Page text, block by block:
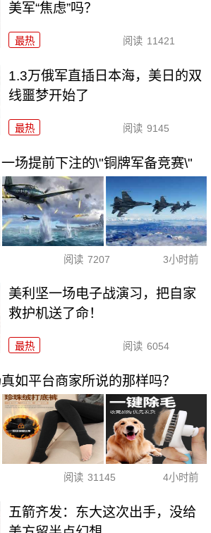
美军“焦虑”吗？
最热 阅读 11421
1.3万俄军直插日本海，美日的双
线噩梦开始了
最热 阅读 9145
场提前下注的\"铜牌军备竞赛\"
阅读 7207 3小时前
美利坚一场电子战演习，把自家
救护机送了命！
最热 阅读 6054
如平台商家所说的那样吗？
阅读 31145 4小时前
五箭齐发：东大这次出手，没给